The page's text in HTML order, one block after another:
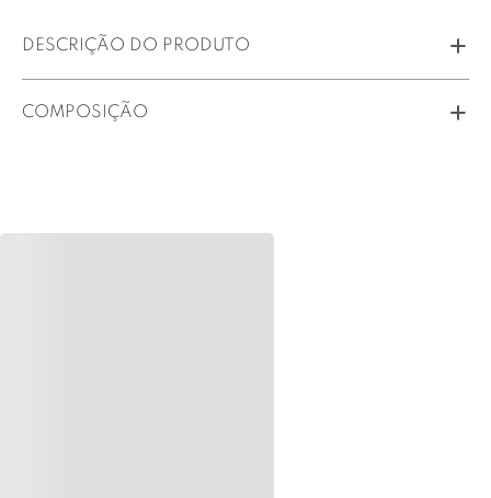
DESCRIÇÃO DO PRODUTO
COMPOSIÇÃO